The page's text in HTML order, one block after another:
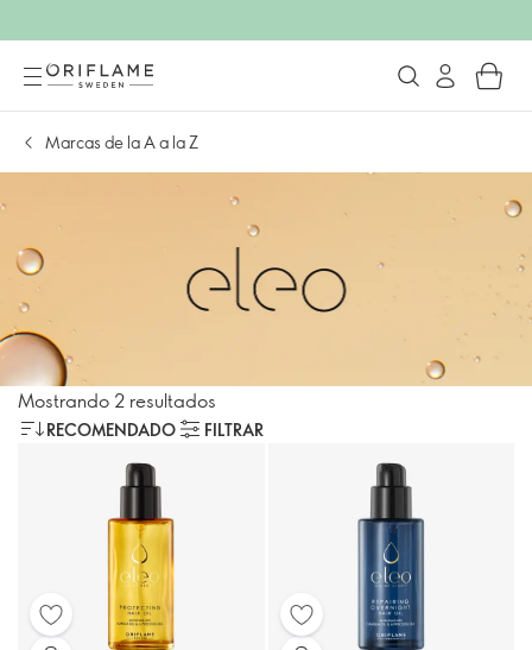
Marcas de la A a la Z
Mostrando 2 resultados
RECOMENDADO FILTRAR